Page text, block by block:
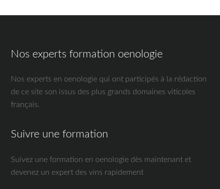
Nos experts formation oenologie
Nos experts en oenologie qui ont participés à la rédaction
de ce site son issus des plus grands domaines viticoles
français.
Suivre une formation
Suivez une formation en oenologie dès maintenant et
devenez un expert des vins rapidement